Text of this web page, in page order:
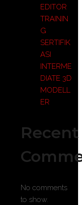
EDITOR
TRAININ
G
SERTIFIK
ASI
INTERME
DIATE 3D
MODELL
ER
Recent
No comments
to show.